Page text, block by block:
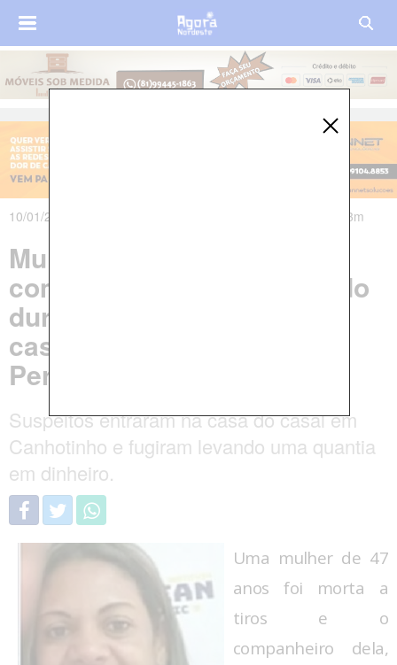
10/01/2020 às 16h53m - Atualizado em 10/01/2020 às 18h13m
Mulher é morta a tiros e
companheiro dela fica ferido
durante assalto dentro de
casa no Agreste de
Pernambuco
Suspeitos entraram na casa do casal em
Canhotinho e fugiram levando uma quantia
em dinheiro.
Uma mulher de 47
anos foi morta a
tiros e o
companheiro dela,